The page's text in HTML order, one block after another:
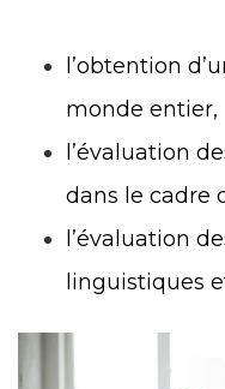
l’obtention
monde entier,
l’évaluation
dans le cadre
l’évaluation
linguistiques